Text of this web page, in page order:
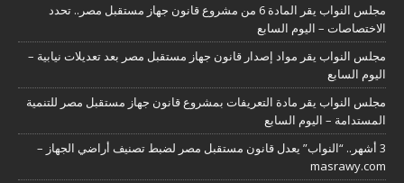
مجلس النواب يقر المادة 6 من مشروع قانون جهاز مستقبل مصر.. تحدد
الاختصاصات – اليوم السابع
مجلس النواب يقر مواد إصدار قانون جهاز مستقبل مصر بعد تعديلات نيابية –
اليوم السابع
مجلس النواب يقر مادة التعريفات بمشروع قانون جهاز مستقبل مصر للتنمية
المستدامة – اليوم السابع
3 أشهر.. “النواب” يعدل قانون مستقبل مصر لضبط تصنيف أراضي الجهاز –
masrawy.com